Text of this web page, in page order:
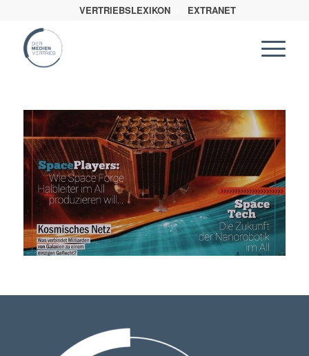
VERTRIEBSLEXIKON EXTRANET